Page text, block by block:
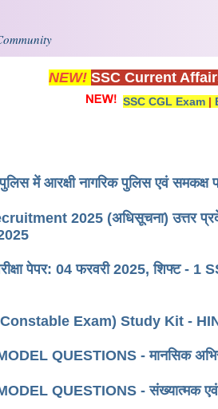
NEW! SSC Current
SSC CGL Exam |
में आरक्षी नागरिक पुलिस एवं समकक्ष
2025 (अधिसूचना) उत्तर प्रदेश
पेपर: 04 फरवरी 2025,
Constable Exam) Study Kit -
QUESTIONS - मानसिक
QUESTIONS - संख्यात्मक एवं